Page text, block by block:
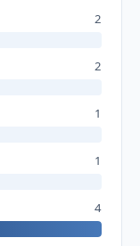
2
2
1
1
4